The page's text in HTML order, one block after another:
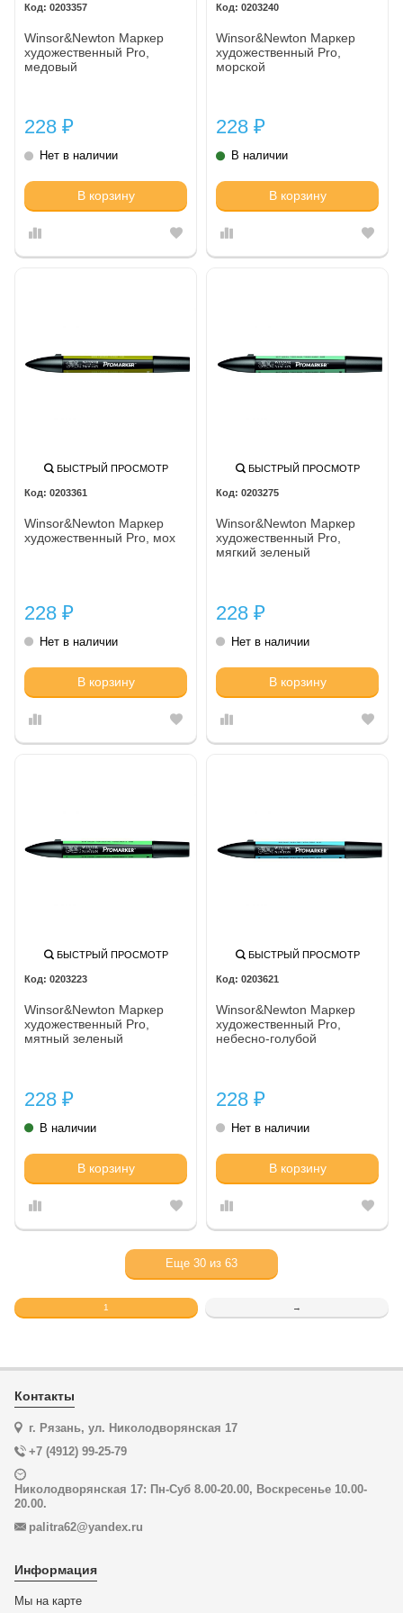
0203357
Winsor&Newton Маркер
художественный Pro,
медовый
228 ₽
Нет в наличии
В корзину
0203240
Winsor&Newton Маркер
художественный Pro,
морской
228 ₽
В наличии
В корзину
БЫСТРЫЙ ПРОСМОТР
0203361
Winsor&Newton Маркер
художественный Pro, мох
228 ₽
Нет в наличии
В корзину
БЫСТРЫЙ ПРОСМОТР
0203275
Winsor&Newton Маркер
художественный Pro,
мягкий зеленый
228 ₽
Нет в наличии
В корзину
БЫСТРЫЙ ПРОСМОТР
0203223
Winsor&Newton Маркер
художественный Pro,
мятный зеленый
228 ₽
В наличии
В корзину
БЫСТРЫЙ ПРОСМОТР
0203621
Winsor&Newton Маркер
художественный Pro,
небесно-голубой
228 ₽
Нет в наличии
В корзину
Еще 30 из 63
1 →
Контакты
г. Рязань, ул. Николодворянская 17
+7 (4912) 99-25-79
Николодворянская 17: Пн-Суб 8.00-20.00, Воскресенье 10.00-
20.00.
palitra62@yandex.ru
Информация
Мы на карте